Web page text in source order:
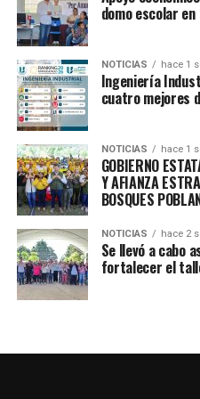
Gracias al respaldo del
compromiso de la
más fuertes y unidas.
TEMAS RELACIONADOS
HUEJOTZINGO
REUNIÓN DIM
SIGUE CON
Más de 300 migrantes
Huejotzingo en Passaic, New
NO TE PIERDAS
Gobierno de Puebla
Deportivo en el país
domo escolar
NOTICIAS hace 1
Ingeniería
cuatro mejores
NOTICIAS hace 1
GOBIERNO
Y AFIANZA
BOSQUES
NOTICIAS hace 2
Se llevó a cabo
fortalecer el